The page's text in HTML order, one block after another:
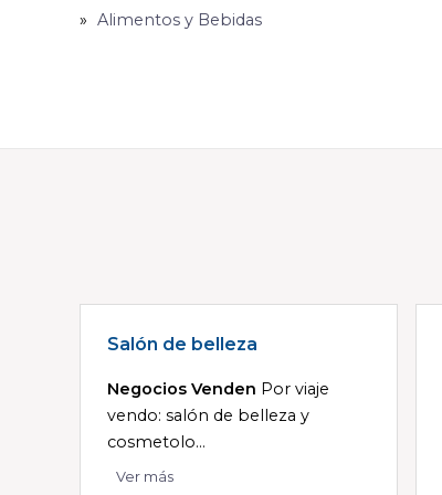
Alimentos y Bebidas
Salón de belleza
Negocios Venden Por viaje
vendo: salón de belleza y
cosmetolo...
Ver más